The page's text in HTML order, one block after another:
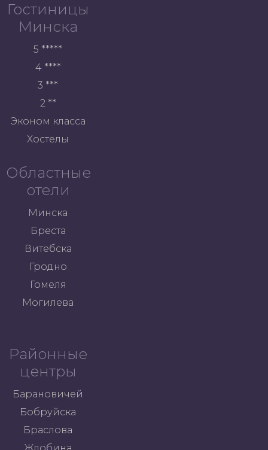
Гостиницы
Минска
5 *****
4 ****
3 ***
2 **
Эконом класса
Хостелы
Областные
отели
Минска
Бреста
Витебска
Гродно
Гомеля
Могилева
Районные
центры
Барановичей
Бобруйска
Браслова